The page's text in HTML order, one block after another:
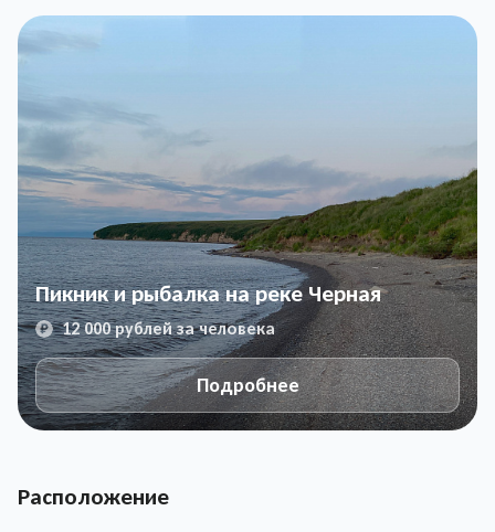
Пикник и рыбалка на реке Черная
12 000 рублей за человека
Подробнее
Расположение